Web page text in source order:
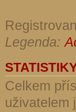
Legenda:
Celkem
uživatelem